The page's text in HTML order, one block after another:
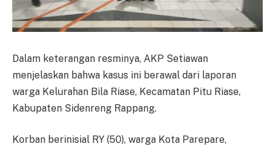
Dalam keterangan resminya, AKP Setiawan
menjelaskan bahwa kasus ini berawal dari laporan
warga Kelurahan Bila Riase, Kecamatan Pitu Riase,
Kabupaten Sidenreng Rappang.
Korban berinisial RY (50), warga Kota Parepare,